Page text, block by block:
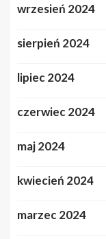
wrzesień 2024
sierpień 2024
lipiec 2024
czerwiec 2024
maj 2024
kwiecień 2024
marzec 2024